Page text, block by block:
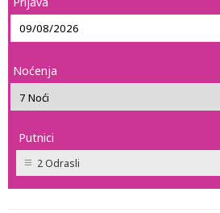
Noćenja
Putnici
2 Odrasli